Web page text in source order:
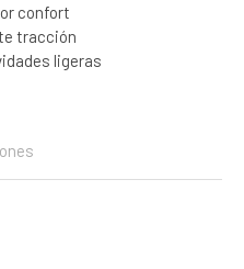
confort
tracción
ligeras